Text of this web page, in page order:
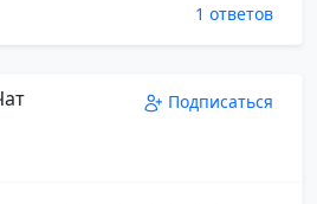
1 ответов
Подписаться